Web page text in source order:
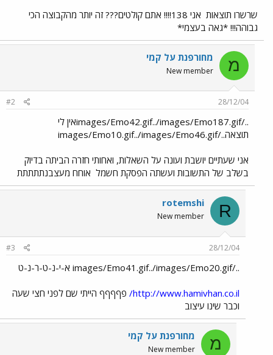
שרשרו תוצאות
אני 138!!!! אתם קולטים??? זה יותר מהקבוצה הכי
גבוהה!!! *גאה בעצמי*
מ מחורפנת על קמי
New member
28/12/04
#2
../images/Emo42.gif../images/Emo187.gifאין לי
תוצאה../images/Emo10.gif../images/Emo46.gif
אני שעתיים יושבת ועונה על השאלות, ואחותי חזרה הביתה בדיוק
בשלב של התשובות ועשתה הפסקת חשמל אוחח מעצבנתתתתת
R
rotemshi
New member
28/12/04
#3
../images/Emo41.gif../images/Emo20.gif א-י-נ-ט-ר-נ-ט
http://www.hamivhan.co.il/ פףףףף הייתי שם לפני חצי שעה
וכבר שינו עיצוב
מ מחורפנת על קמי
New member